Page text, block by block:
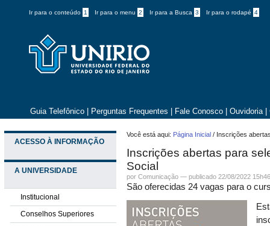
Ir para o conteúdo 1 Ir para o menu 2 Ir para a Busca 3 Ir para o rodapé 4
Guia Telefônico Perguntas Frequentes Fale Conosco Ouvidoria
ACESSO À INFORMAÇÃO
A UNIVERSIDADE
Institucional
Conselhos Superiores
Você está aqui: Página Inicial / Inscrições
Inscrições abertas para
Social
porComunicação —publicado 22/08/2022
São oferecidas 24 vagas para o